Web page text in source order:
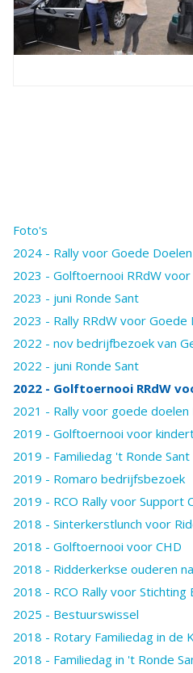
Foto's
2024 - Rally voor Goede
2023 - Golftoernooi RRdW
2023 - juni Ronde Sant
2023 - Rally RRdW voor Goede
2022 - nov bedrijfbezoek van
2022 - juni Ronde Sant
2022 - Golftoernooi RRdW
2021 - Rally voor goede doelen
2019 - Golftoernooi voor
2019 - Familiedag 't Ronde Sant
2019 - Romaro bedrijfsbezoek
2019 - RCO Rally voor Support
2018 - Sinterkerstlunch voor
2018 - Golftoernooi voor CHD
2018 - Ridderkerkse ouderen
2018 - RCO Rally voor Stichting
2025 - Bestuurswissel
2018 - Rotary Familiedag in de
2018 - Familiedag in 't Ronde